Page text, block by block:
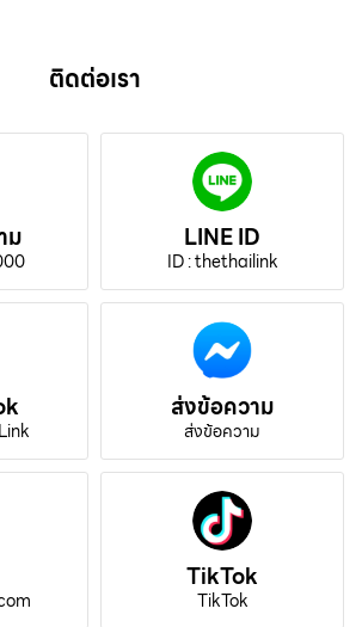
ติดต่อเรา
ม LINE ID
ID : thethailink
ส่งข้อความ
ส่งข้อความ
TikTok
TikTok